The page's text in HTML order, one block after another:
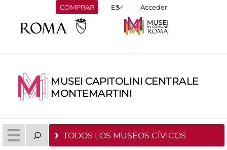
COMPRAR Acceder
MUSEI CAPITOLINI CENTRALE
MONTEMARTINI
TODOS LOS MUSEOS CÍVICOS